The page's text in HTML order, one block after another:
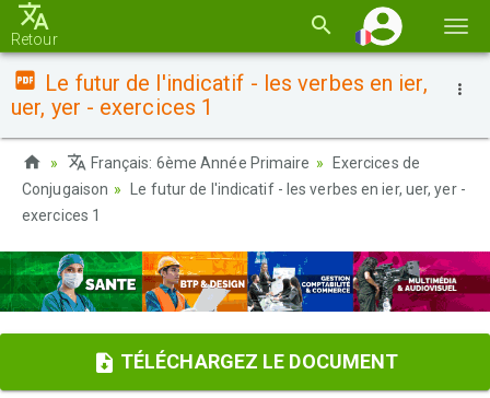
la
Retour
Le futur de l'indicatif - les verbes en ier,
uer, yer - exercices 1
Français: 6ème Année Primaire
Exercices de
Conjugaison
Le futur de l'indicatif - les verbes en ier, uer, yer -
exercices 1
TÉLÉCHARGEZ LE DOCUMENT